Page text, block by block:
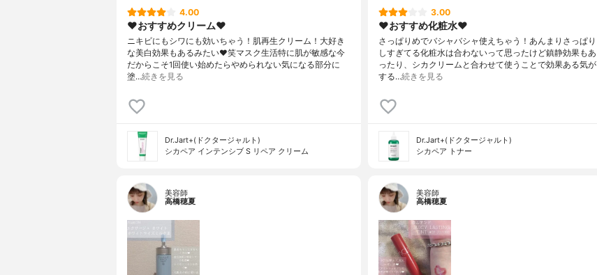
4.00
❤︎おすすめクリーム❤︎
ニキビにもシワにも効いちゃう！肌再生クリーム！大好き
な美白効果もあるみたい❤︎笑マスク生活特に肌が敏感な今
だからこそ1回使い始めたらやめられない気になる部分に
塗…続きを見る
Dr.Jart+(ドクタージャルト)
シカペア インテンシブ S リペア クリーム
3.00
❤︎おすすめ化粧水❤︎
さっぱりめでバシャバシャ使えちゃう！あんまりさっぱり
しすぎてる化粧水は合わないって思ったけど鎮静効果もあ
ったり、シカクリームと合わせて使うことで効果ある気が
する…続きを見る
Dr.Jart+(ドクタージャルト)
シカペア トナー
美容師
高橋穂夏
美容師
高橋穂夏